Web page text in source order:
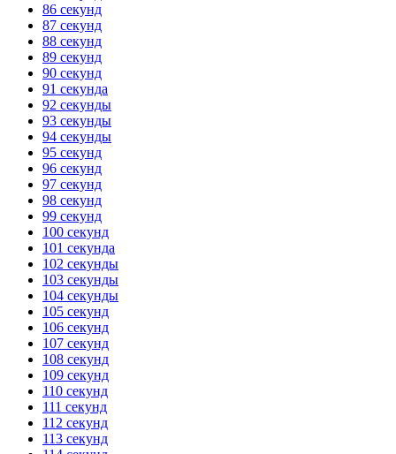
86 секунд
87 секунд
88 секунд
89 секунд
90 секунд
91 секунда
92 секунды
93 секунды
94 секунды
95 секунд
96 секунд
97 секунд
98 секунд
99 секунд
100 секунд
101 секунда
102 секунды
103 секунды
104 секунды
105 секунд
106 секунд
107 секунд
108 секунд
109 секунд
110 секунд
111 секунд
112 секунд
113 секунд